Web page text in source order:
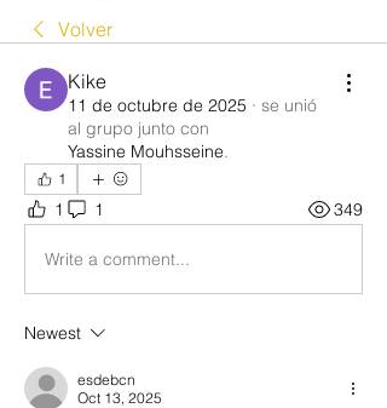
Volver
Kike
11 de octubre de 2025 · se unió
al grupo junto con
Yassine Mouhsseine.
1
1 1 349
Write a comment...
Newest
esdebcn
Oct 13, 2025